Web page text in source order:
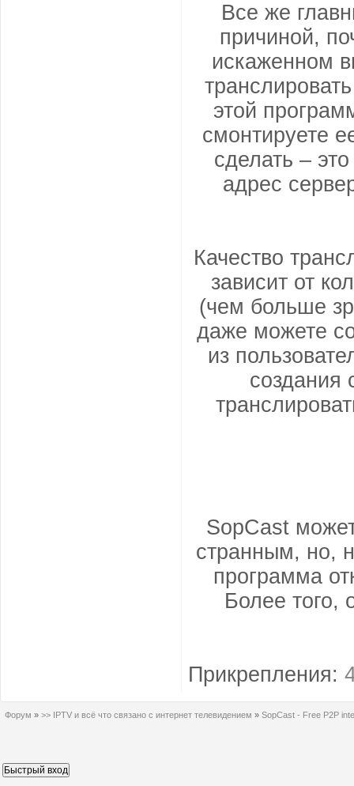
Все же
причиной,
искаженном
этой
смонтируете
сделать –
адрес
Качество
зависит от
(чем больше
даже можете
из
создания
SopCast
странным, но,
программа
Более того,
Прикрепления:
Форум » >> IPTV и всё что связано с интернет телевидением » SopCast - Free P2P